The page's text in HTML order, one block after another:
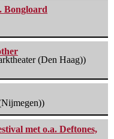
Bongloard
(Den Haag))
met o.a. Deftones,